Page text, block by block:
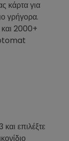
κάρτα για
γρήγορα.
και 2000+
επιλέξτε